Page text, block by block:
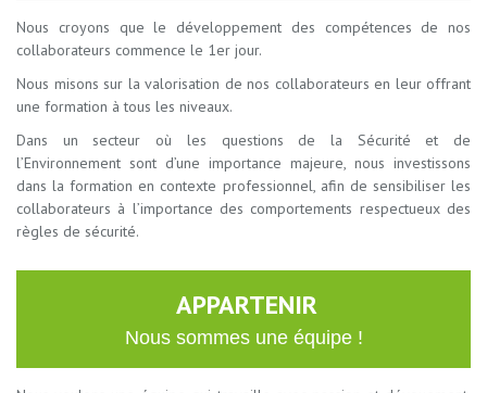
Nous croyons que le développement des compétences de nos
collaborateurs commence le 1er jour.
Nous misons sur la valorisation de nos collaborateurs en leur offrant
une formation à tous les niveaux.
Dans un secteur où les questions de la Sécurité et de
l’Environnement sont d’une importance majeure, nous investissons
dans la formation en contexte professionnel, afin de sensibiliser les
collaborateurs à l’importance des comportements respectueux des
règles de sécurité.
APPARTENIR
Nous sommes une équipe !